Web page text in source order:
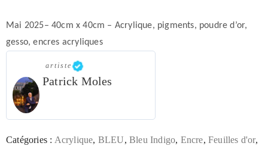
Mai 2025– 40cm x 40cm – Acrylique, pigments, poudre d’or,
gesso, encres acryliques
artiste
Patrick Moles
Catégories : Acrylique, BLEU,Bleu Indigo, Encre,Feuilles d'or,